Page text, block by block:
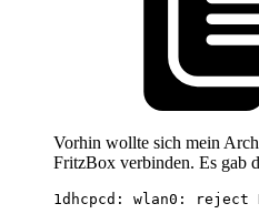
Vorhin wollte sich mein
FritzBox verbinden. Es gab
1